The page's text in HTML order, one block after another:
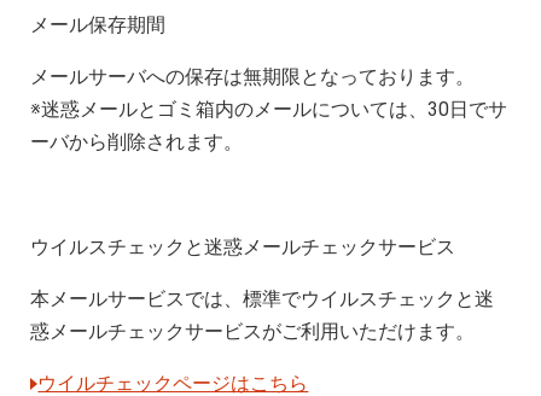
メール保存期間
メールサーバへの保存は無期限となっております。
※迷惑メールとゴミ箱内のメールについては、30日でサ
ーバから削除されます。
ウイルスチェックと迷惑メールチェックサービス
本メールサービスでは、標準でウイルスチェックと迷
惑メールチェックサービスがご利用いただけます。
ウイルチェックページはこちら